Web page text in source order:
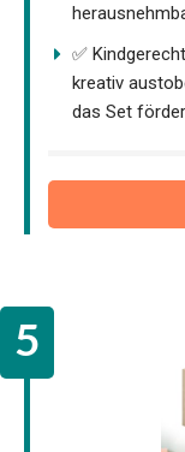
✅
kreativ
das Set